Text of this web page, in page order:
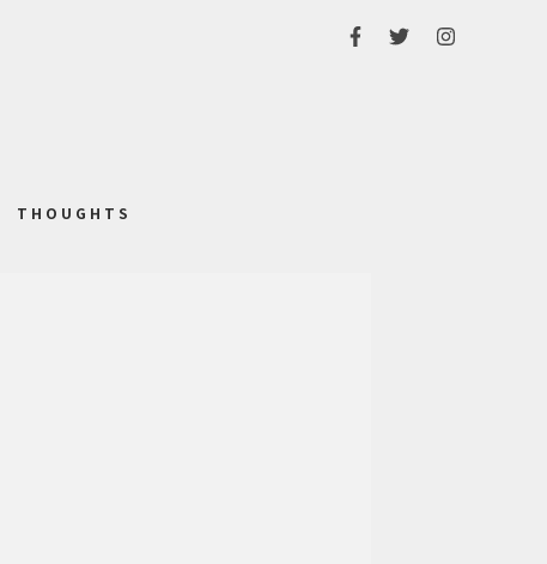
THOUGHTS